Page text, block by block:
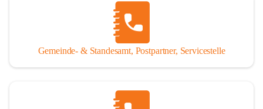
Tragöß - St. Katharein ist eine im Rahmen der
Gemeindestrukturreform 2015 fusionierte Gemeinde, die
aus den ehemaligen Gemeinden Tragöß und St. Katharein
Gemeinde- & Standesamt, Postpartner, Servicestelle